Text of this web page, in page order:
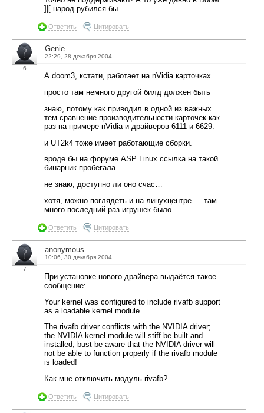
]|[ народ рубился бы…
Ответить Цитировать
6
Genie
22:29, 28 декабря 2004
А doom3, кстати, работает на nVidia карточках
просто там немного другой билд должен быть
знаю, потому как приводил в одной из важных
тем сравнение производительности карточек как
раз на примере nVidia и драйверов 6111 и 6629.
и UT2k4 тоже имеет работающие сборки.
вроде бы на форуме ASP Linux ссылка на такой
бинарник пробегала.
не знаю, доступно ли оно счас…
хотя, можно поглядеть и на линухцентре — там
много последний раз игрушек было.
Ответить Цитировать
7
anonymous
10:06, 30 декабря 2004
При установке нового драйвера выдаётся такое
сообщение:
Your kernel was configured to include rivafb support
as a loadable kernel module.
The rivafb driver conflicts with the NVIDIA driver;
the NVIDIA kernel module will stiff be built and
installed, bust be aware that the NVIDIA driver will
not be able to function properly if the rivafb module
is loaded!
Как мне отключить модуль rivafb?
Ответить Цитировать